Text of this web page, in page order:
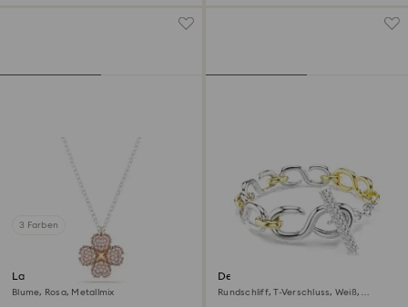
3 Farben
Latisha Anhänger
Blume, Rosa, Metallmix
Dextera Armband
Rundschliff, T-Verschluss, Weiß,